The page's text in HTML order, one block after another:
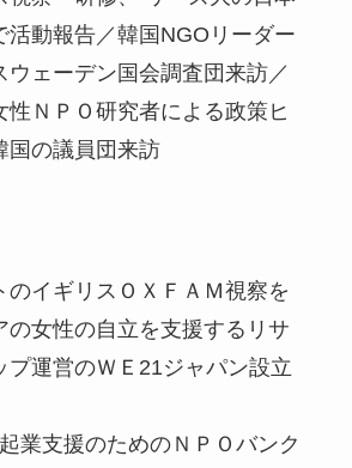
活動報告／韓国NGOリーダー
ウェーデン国会調査団来訪／
性ＮＰＯ研究者による政策ヒ
国の議員団来訪
のイギリスＯＸＦＡＭ視察を
の女性の自立を支援するリサ
プ運営のＷＥ21ジャパン設立
業支援のためのＮＰＯバンク